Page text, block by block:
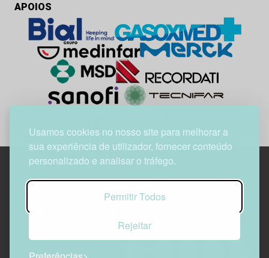
Usamos cookies no nosso site para melhorar a
sua experiência de utilizador, fornecer conteúdo
personalizado e analisar o tráfego.
Permitir Todos
Rejeitar
APOIOS
Edif. Lisboa Oriente | Av. Infante D. Henrique, n.º 333H, esc.
1800-282 Lisboa | Portugal